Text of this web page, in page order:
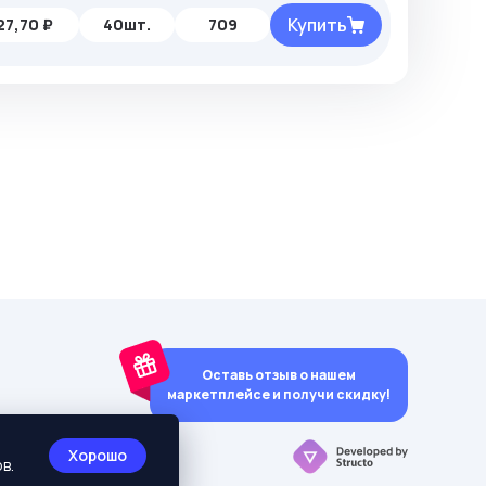
₽ 40шт. 709 Купить
Оставь отзыв о нашем
маркетплейсе и получи скидку!
Хорошо